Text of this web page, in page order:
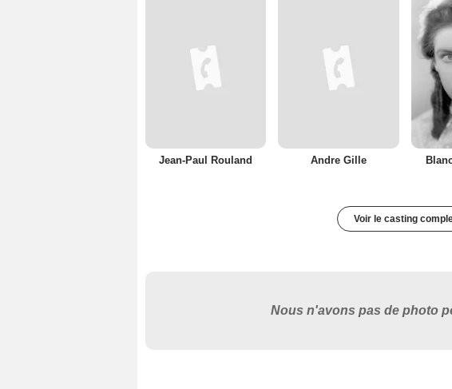
Jean-Paul Rouland Andre Gille
Voir le casting
Nous n'avons pas de photo